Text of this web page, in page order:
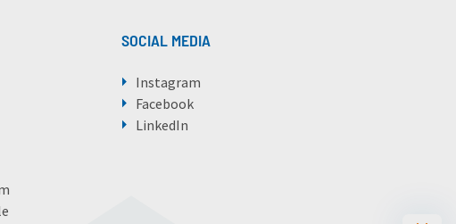
SOCIAL MEDIA
Instagram
Facebook
LinkedIn